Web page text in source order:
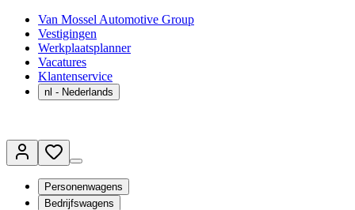
Van Mossel Automotive Group
Vestigingen
Werkplaatsplanner
Vacatures
Klantenservice
nl - Nederlands
Personenwagens
Bedrijfswagens